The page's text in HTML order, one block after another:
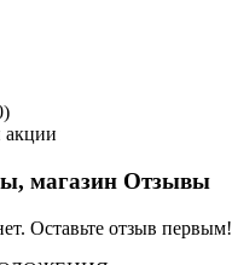
магазин Отзывы
Оставьте отзыв первым!